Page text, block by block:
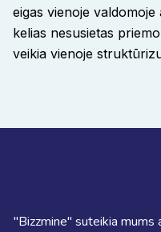
eigas vienoje valdomoje
kelias nesusietas
veikia vienoje
"Bizzmine" suteikia